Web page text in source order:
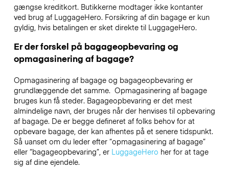
gængse kreditkort. Butikkerne modtager ikke kontanter
ved brug af LuggageHero. Forsikring af din bagage er kun
gyldig, hvis betalingen er sket direkte til LuggageHero.
Er der forskel på bagageopbevaring og
opmagasinering af bagage?
Opmagasinering af bagage og bagageopbevaring er
grundlæggende det samme. Opmagasinering af bagage
bruges kun få steder. Bagageopbevaring er det mest
almindelige navn, der bruges når der henvises til opbevaring
af bagage. De er begge defineret af folks behov for at
opbevare bagage, der kan afhentes på et senere tidspunkt.
Så uanset om du leder efter “opmagasinering af bagage”
eller “bagageopbevaring”, erLuggageHero her for at tage
sig af dine ejendele.